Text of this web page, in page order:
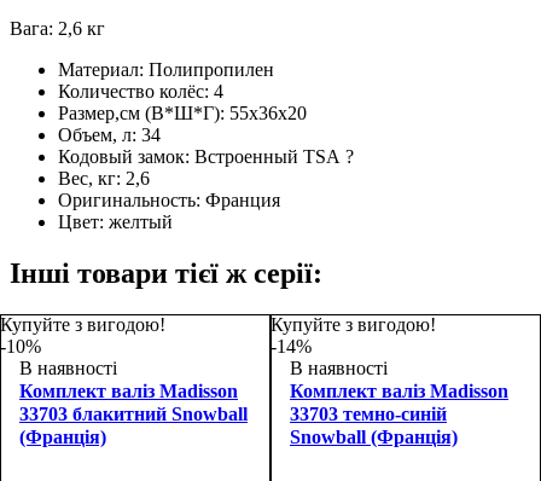
Вага: 2,6 кг
Материал: Полипропилен
Количество колёс: 4
Размер,см (В*Ш*Г): 55х36х20
Объем, л: 34
Кодовый замок: Встроенный TSA ?
Вес, кг: 2,6
Оригинальность: Франция
Цвет: желтый
Інші товари тієї ж серії:
Купуйте з вигодою!
-10%
В наявності
Комплект валіз Madisson
33703 блакитний Snowball
(Франція)
Купуйте з вигодою!
-14%
В наявності
Комплект валіз Madisson
33703 темно-синій
Snowball (Франція)